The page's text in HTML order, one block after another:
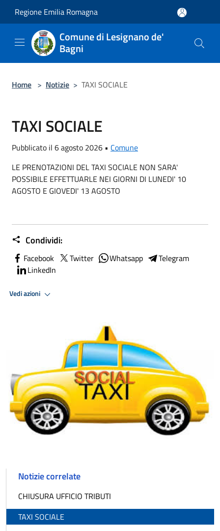
Regione Emilia Romagna
Comune di Lesignano de'
Bagni
Home > Notizie > TAXI SOCIALE
TAXI SOCIALE
Pubblicato il 6 agosto 2026 • Comune
LE PRENOTAZIONI DEL TAXI SOCIALE NON SARA'
POSSIBILE EFFETTUARLE NEI GIORNI DI LUNEDI' 10
AGOSTO E GIOVEDI' 13 AGOSTO
Condividi:
Facebook Twitter Whatsapp
Telegram
LinkedIn
Vedi azioni
Notizie correlate
CHIUSURA UFFICIO TRIBUTI
TAXI SOCIALE